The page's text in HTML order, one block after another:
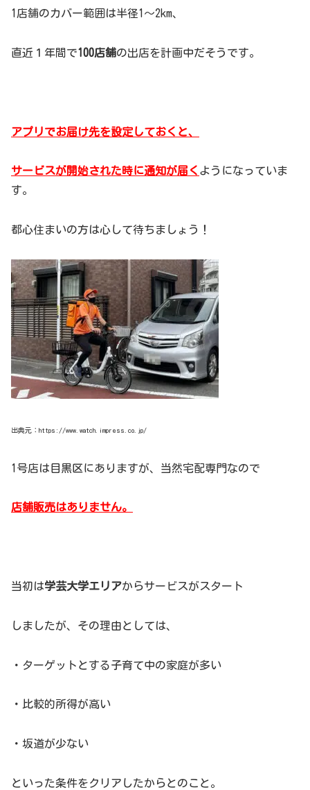
1店舗のカバー範囲は半径1～2km、
直近１年間で100店舗の出店を計画中だそうです。
アプリでお届け先を設定しておくと、
サービスが開始された時に通知が届く ようになっていま
す。
都心住まいの方は心して待ちましょう！
出典元：https://www.watch.impress.co.jp/
1号店は目黒区にありますが、当然宅配専門なので
店舗販売はありません。
当初は学芸大学エリアからサービスがスタート
しましたが、その理由としては、
・ターゲットとする子育て中の家庭が多い
・比較的所得が高い
・坂道が少ない
といった条件をクリアしたからとのこと。